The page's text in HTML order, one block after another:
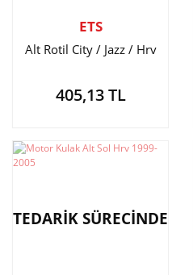
ETS
Alt Rotil City / Jazz / Hrv
405,13 TL
TEDARİK SÜRECİNDE